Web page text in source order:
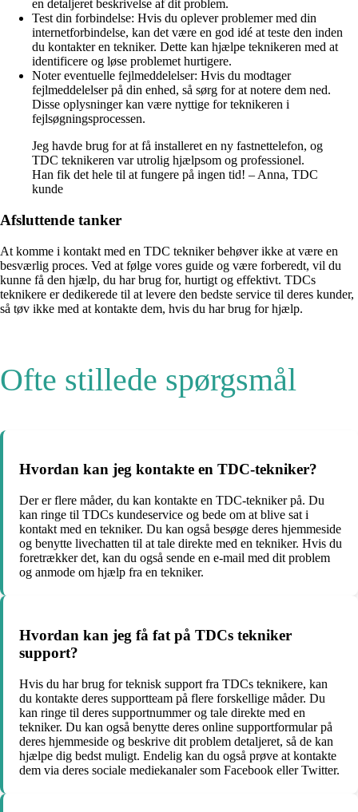
en detaljeret beskrivelse af dit problem.
Test din forbindelse: Hvis du oplever problemer med din
internetforbindelse, kan det være en god idé at teste den inden
du kontakter en tekniker. Dette kan hjælpe teknikeren med at
identificere og løse problemet hurtigere.
Noter eventuelle fejlmeddelelser: Hvis du modtager
fejlmeddelelser på din enhed, så sørg for at notere dem ned.
Disse oplysninger kan være nyttige for teknikeren i
fejlsøgningsprocessen.
Jeg havde brug for at få installeret en ny fastnettelefon, og
TDC teknikeren var utrolig hjælpsom og professionel.
Han fik det hele til at fungere på ingen tid! – Anna, TDC
kunde
Afsluttende tanker
At komme i kontakt med en TDC tekniker behøver ikke at være en
besværlig proces. Ved at følge vores guide og være forberedt, vil du
kunne få den hjælp, du har brug for, hurtigt og effektivt. TDCs
teknikere er dedikerede til at levere den bedste service til deres kunder,
så tøv ikke med at kontakte dem, hvis du har brug for hjælp.
Ofte stillede spørgsmål
Hvordan kan jeg kontakte en TDC-tekniker?
Der er flere måder, du kan kontakte en TDC-tekniker på. Du
kan ringe til TDCs kundeservice og bede om at blive sat i
kontakt med en tekniker. Du kan også besøge deres hjemmeside
og benytte livechatten til at tale direkte med en tekniker. Hvis du
foretrækker det, kan du også sende en e-mail med dit problem
og anmode om hjælp fra en tekniker.
Hvordan kan jeg få fat på TDCs tekniker
support?
Hvis du har brug for teknisk support fra TDCs teknikere, kan
du kontakte deres supportteam på flere forskellige måder. Du
kan ringe til deres supportnummer og tale direkte med en
tekniker. Du kan også benytte deres online supportformular på
deres hjemmeside og beskrive dit problem detaljeret, så de kan
hjælpe dig bedst muligt. Endelig kan du også prøve at kontakte
dem via deres sociale mediekanaler som Facebook eller Twitter.